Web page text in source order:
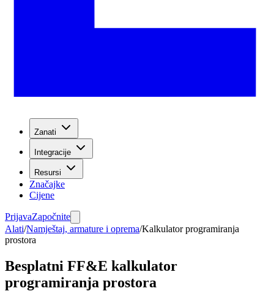
Zanati
Integracije
Resursi
Značajke
Cijene
PrijavaZapočnite
Alati/Namještaj, armature i oprema/Kalkulator programiranja
prostora
Besplatni FF&E kalkulator
programiranja prostora